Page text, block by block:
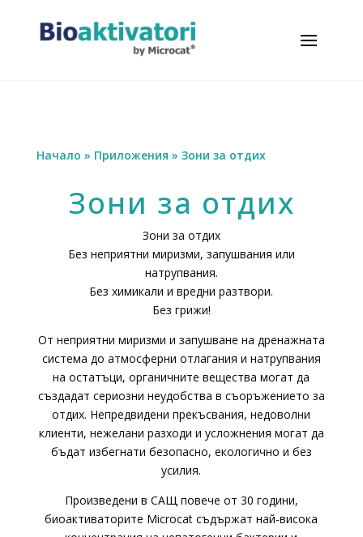
Начало » Приложения » Зони за отдих
Зони за отдих
Зони за отдих
Без неприятни миризми, запушвания или
натрупвания.
Без химикали и вредни разтвори.
Без грижи!
От неприятни миризми и запушване на дренажната
система до атмосферни отлагания и натрупвания
на остатъци, органичните вещества могат да
създадат сериозни неудобства в съоръжението за
отдих. Непредвидени прекъсвания, недоволни
клиенти, нежелани разходи и усложнения могат да
бъдат избегнати безопасно, екологично и без
усилия.
Произведени в САЩ повече от 30 години,
биоактиваторите Microcat съдържат най-висока